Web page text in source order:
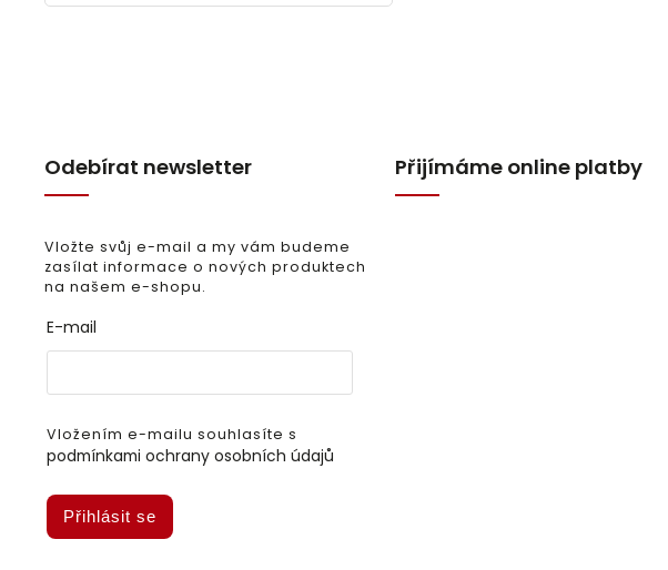
Odebírat newsletter
Vložte svůj e-mail a my vám budeme
zasílat informace o nových produktech
na našem e-shopu.
E-mail
Vložením e-mailu souhlasíte s
podmínkami ochrany osobních údajů
Přihlásit se
Přijímáme online platby